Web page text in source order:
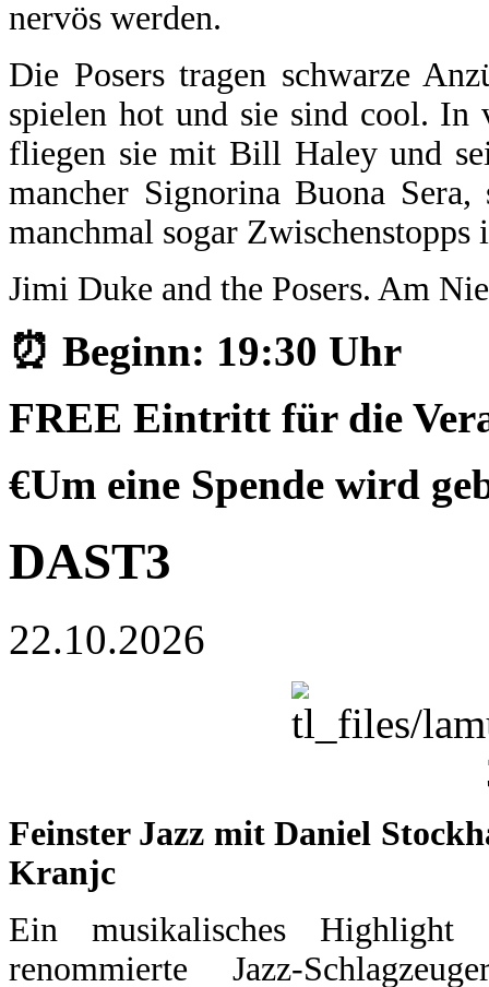
nervös werden.
Die Posers tragen schwarze
spielen hot und sie sind cool. In
fliegen sie mit Bill Haley und
mancher Signorina Buona
manchmal sogar
Jimi Duke and the Posers. Am
⏰ Beginn: 19:30 Uhr
FREE Eintritt für die
€Um eine Spende wird
DAST3
22.10.2026
Feinster Jazz mit Daniel
Kranjc
Ein musikalisches
renommierte Jazz-